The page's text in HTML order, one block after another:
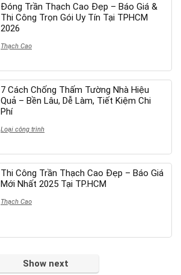
Đóng Trần Thạch Cao Đẹp – Báo Giá &
Thi Công Trọn Gói Uy Tín Tại TPHCM
2026
Thạch Cao
7 Cách Chống Thấm Tường Nhà Hiệu
Quả – Bền Lâu, Dễ Làm, Tiết Kiệm Chi
Phí
Loại công trình
Thi Công Trần Thạch Cao Đẹp – Báo Giá
Mới Nhất 2025 Tại TP.HCM
Thạch Cao
Show next